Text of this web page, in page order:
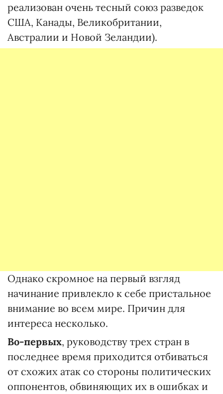
реализован очень тесный союз разведок
США, Канады, Великобритании,
Австралии и Новой Зеландии).
Однако скромное на первый взгляд
начинание привлекло к себе пристальное
внимание во всем мире. Причин для
интереса несколько.
Во-первых, руководству трех стран в
последнее время приходится отбиваться
от схожих атак со стороны политических
оппонентов, обвиняющих их в ошибках и